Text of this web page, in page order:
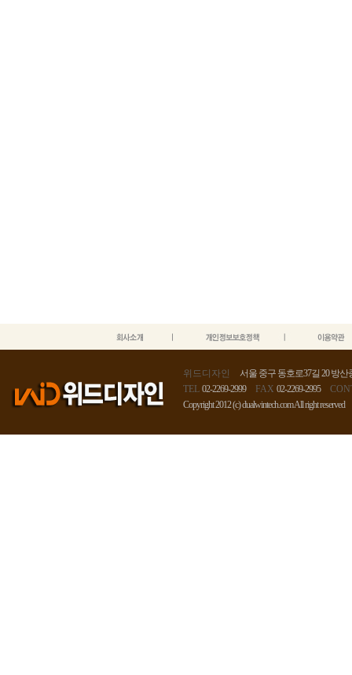
위드디자인
서울 중구 동호로37길 20 방산
TEL 02-2269-2999 FAX 02-2269-2995
Copyright 2012 (c) dualwintech.com All right reserved